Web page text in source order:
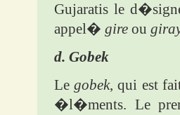
Gujaratis le
appel� gire ou
d. Gobek
Legobek, qui est
�l�ments. Le